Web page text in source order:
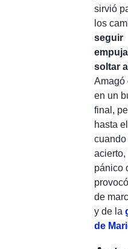
sirvió
los
seguir
soltar
Amagó
en un
final,
hasta
cuando
acierto,
pánico
de
y de la
de